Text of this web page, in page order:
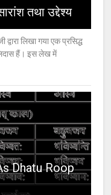
तथा उद्देश्य
लिखा गया एक प्रसिद्ध
हैं। इस लेख में
Dhatu Roop